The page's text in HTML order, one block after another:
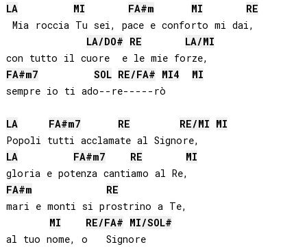
LA MI FA#m MI
RE
Mia roccia Tu sei, pace e conforto mi dai,
LA/DO# RE LA/MI
FA#m7 SOL RE/FA# MI4
MI
sempre io ti ado--re-----rò
LA FA#m7 RE RE/MI MI
LA
FA#m7 RE
MI
FA#m
RE
mari e monti si prostrino a Te,
MI
RE/FA# MI/SOL#
al tuo nome, o   Signore